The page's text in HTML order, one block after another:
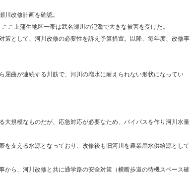
川改修計画を確認。
こ上蒲生地区一帯は武名瀬川の氾濫で大きな被害を受けた。
策として、河川改修の必要性を訴え予算措置。以降、毎年度、改修事
屈曲が連続する川筋で、河川の増水に耐えられない形状になってい
大規模なものだが、応急対応が必要なため、バイパスを作り河川水量
を支える水源となっており、改修後も旧河川を農業用水供給源として
から、河川改修と共に通学路の安全対策（横断歩道の待機スペース確